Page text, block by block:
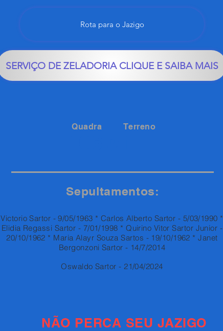
Rota para o Jazigo
SERVIÇO DE ZELADORIA CLIQUE E SAIBA MAIS
Quadra Terreno
Sepultamentos:
Victorio Sartor - 9/05/1963 * Carlos Alberto Sartor - 5/03/1990 *
Elidia Regassi Sartor - 7/01/1998 * Quirino Vitor Sartor Junior -
20/10/1962 * Maria Alayr Souza Sartos - 19/10/1962 * Janet
Bergonzoni Sartor - 14/7/2014
Oswaldo Sartor - 21/04/2024
NÃO PERCA SEU JAZIGO